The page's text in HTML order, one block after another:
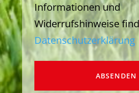
Informationen und
Widerrufshinweise
Datenschutzerklärung
ABSENDEN